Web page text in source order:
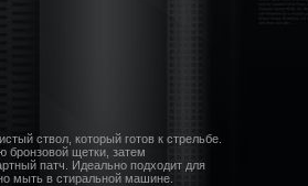
ствол, который готов к стрельбе.
бронзовой щетки, затем
патч. Идеально подходит для
мыть в стиральной машине.